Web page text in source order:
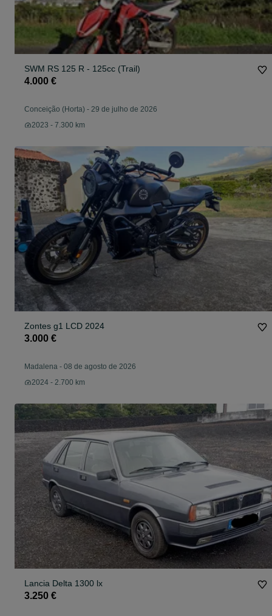
SWM RS 125 R - 125cc (Trail)
4.000 €
Conceição (Horta) - 29 de julho de 2026
2023 - 7.300 km
Zontes g1 LCD 2024
3.000 €
Madalena - 08 de agosto de 2026
2024 - 2.700 km
Lancia Delta 1300 lx
3.250 €